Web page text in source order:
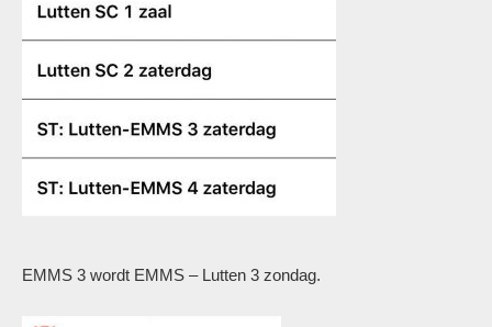
EMMS 3 wordt EMMS – Lutten 3 zondag.